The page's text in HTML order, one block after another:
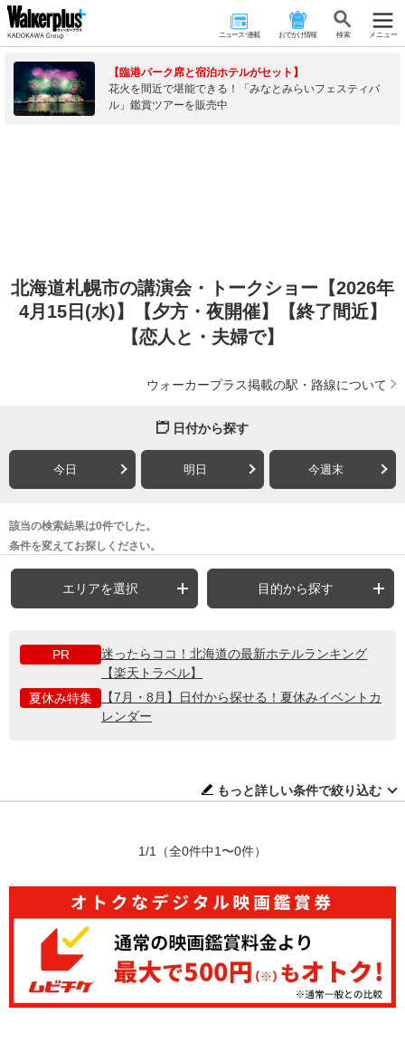
ニュース･連載 おでかけ情報 検 索 メニュー
【臨港パーク席と宿泊ホテルがセット】
花火を間近で堪能できる！「みなとみらいフェスティバ
ル」鑑賞ツアーを販売中
北海道札幌市の講演会・トークショー【2026年
4月15日(水)】【夕方・夜開催】【終了間近】
【恋人と・夫婦で】
ウォーカープラス掲載の駅・路線について
日付から探す
今日 明日 今週末
該当の検索結果は0件でした。
条件を変えてお探しください。
エリアを選択 目的から探す
PR
迷ったらココ！北海道の最新ホテルランキング
【楽天トラベル】
夏休み特集
【7月・8月】日付から探せる！夏休みイベントカ
レンダー
もっと詳しい条件で絞り込む
1/1 （全0件中1〜0件）